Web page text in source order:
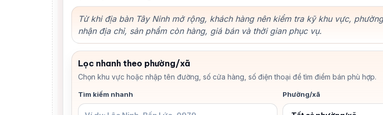
Từ khi địa bàn Tây Ninh mở rộng, khách hàng nên kiểm tra kỹ khu vực,
nhận địa chỉ, sản phẩm còn hàng, giá bán và thời gian phục vụ.
Lọc nhanh theo phường/xã
Chọn khu vực hoặc nhập tên đường, số cửa hàng, số điện thoại để tìm điểm bán phù hợp.
Tìm kiếm nhanh Phường/xã